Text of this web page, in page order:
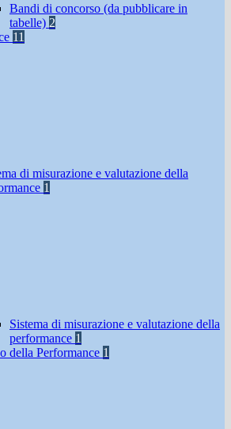
Bandi di concorso (da pubblicare in
tabelle) 2
11
di misurazione e valutazione della
1
Sistema di misurazione e valutazione della
performance 1
della Performance 1